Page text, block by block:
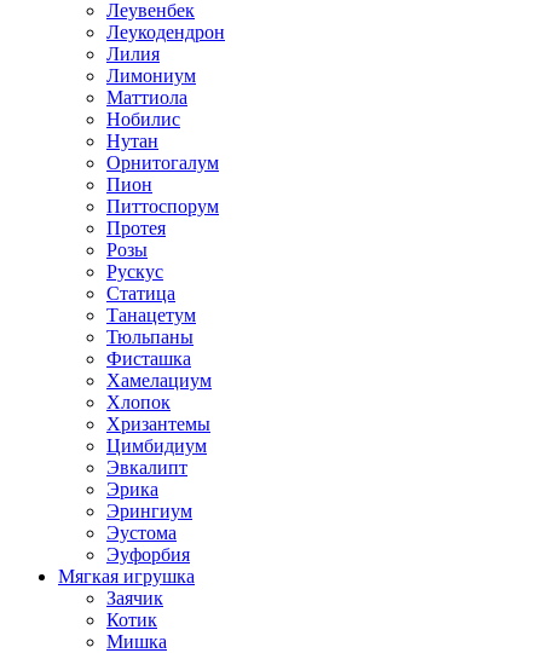
Леувенбек
Леукодендрон
Лилия
Лимониум
Маттиола
Нобилис
Нутан
Орнитогалум
Пион
Питтоспорум
Протея
Розы
Рускус
Статица
Танацетум
Тюльпаны
Фисташка
Хамелациум
Хлопок
Хризантемы
Цимбидиум
Эвкалипт
Эрика
Эрингиум
Эустома
Эуфорбия
Мягкая игрушка
Заячик
Котик
Мишка